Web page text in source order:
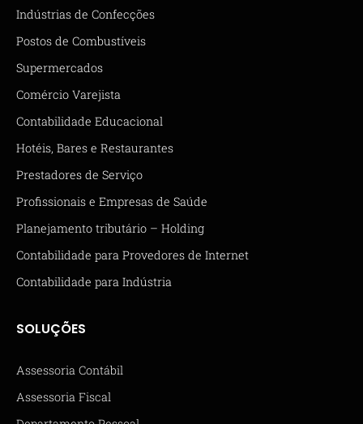
Indústrias de Confecções
Postos de Combustíveis
Supermercados
Comércio Varejista
Contabilidade Educacional
Hotéis, Bares e Restaurantes
Prestadores de Serviço
Profissionais e Empresas de Saúde
Planejamento tributário – Holding
Contabilidade para Provedores de Internet
Contabilidade para Indústria
SOLUÇÕES
Assessoria Contábil
Assessoria Fiscal